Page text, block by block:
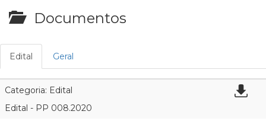
Documentos
Edital Geral
Categoria: Edital
Edital - PP 008.2020